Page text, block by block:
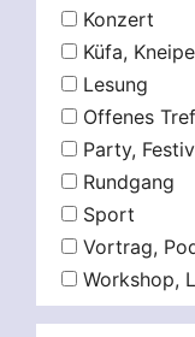
Konzert
Küfa, Kneipe
Lesung
Offenes
Party,
Rundgang
Sport
Vortrag,
Workshop,